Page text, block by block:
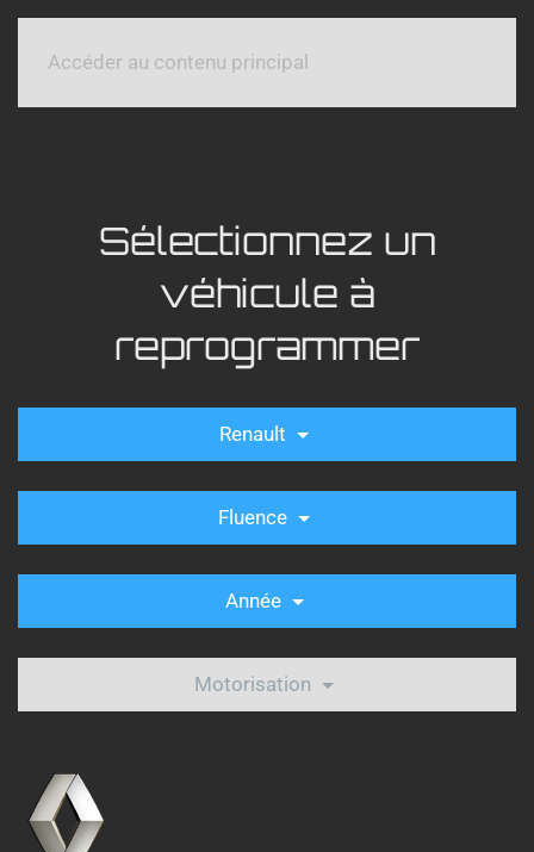
Accéder au contenu principal
Sélectionnez un
véhicule à
reprogrammer
Renault
Fluence
Année
Motorisation